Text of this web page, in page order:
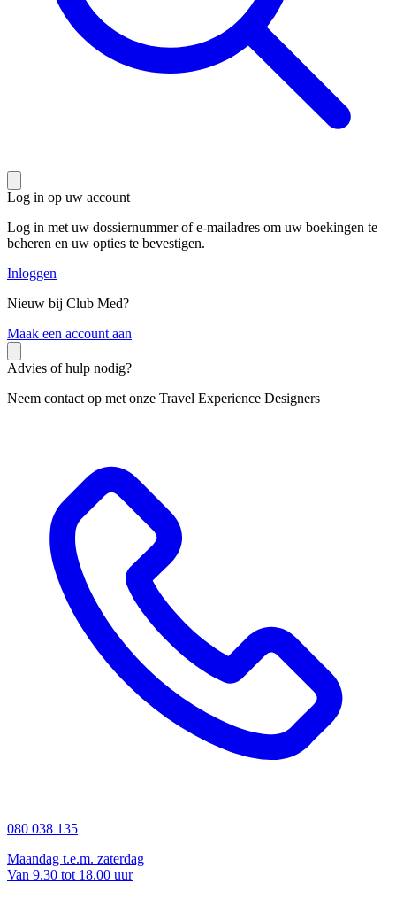
Log in op uw account
Log in met uw dossiernummer of e-mailadres om uw boekingen te
beheren en uw opties te bevestigen.
Inloggen
Nieuw bij Club Med?
Maak een account aan
Advies of hulp nodig?
Neem contact op met onze Travel Experience Designers
080 038 135
Maandag t.e.m. zaterdag
Van 9.30 tot 18.00 uur